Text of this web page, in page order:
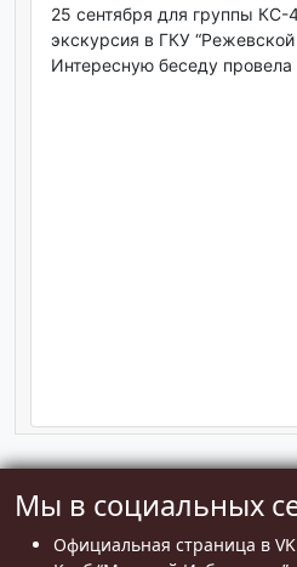
25 сентября для группы КС-
экскурсия в ГКУ “Режевской
Интересную беседу провела
Мы в социальных
Официальная страница в VK